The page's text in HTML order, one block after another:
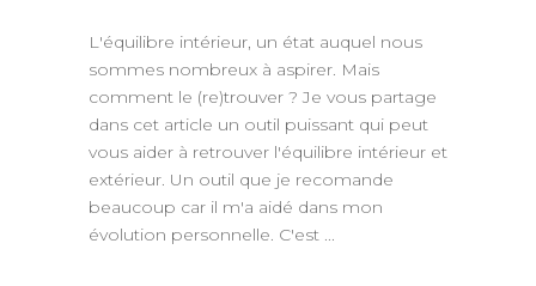
L'équilibre intérieur, un état auquel nous
sommes nombreux à aspirer. Mais
comment le (re)trouver ? Je vous partage
dans cet article un outil puissant qui peut
vous aider à retrouver l'équilibre intérieur et
extérieur. Un outil que je recomande
beaucoup car il m'a aidé dans mon
évolution personnelle. C'est